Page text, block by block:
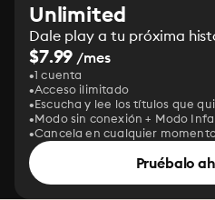
Unlimited
Dale play a tu próxima
$7.99 /mes
1 cuenta
Acceso ilimitado
Escucha y lee los títulos que
Modo sin conexión + Modo
Cancela en cualquier
Pruébalo